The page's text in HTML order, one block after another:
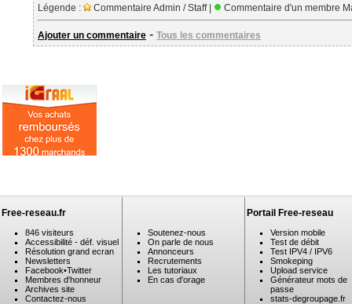
Légende : Commentaire Admin / Staff | Commentaire d'un membre
Ajouter un commentaire - Tous les commentaires
Free-reseau.fr
846 visiteurs
Accessibilité - déf. visuel
Résolution grand ecran
Newsletters
Facebook•Twitter
Membres d'honneur
Archives site
Contactez-nous
Soutenez-nous
On parle de nous
Annonceurs
Recrutements
Les tutoriaux
En cas d'orage
Portail Free-reseau
Version mobile
Test de débit
Test IPV4 / IPV6
Smokeping
Upload service
Générateur mots de
passe
stats-degroupage.fr